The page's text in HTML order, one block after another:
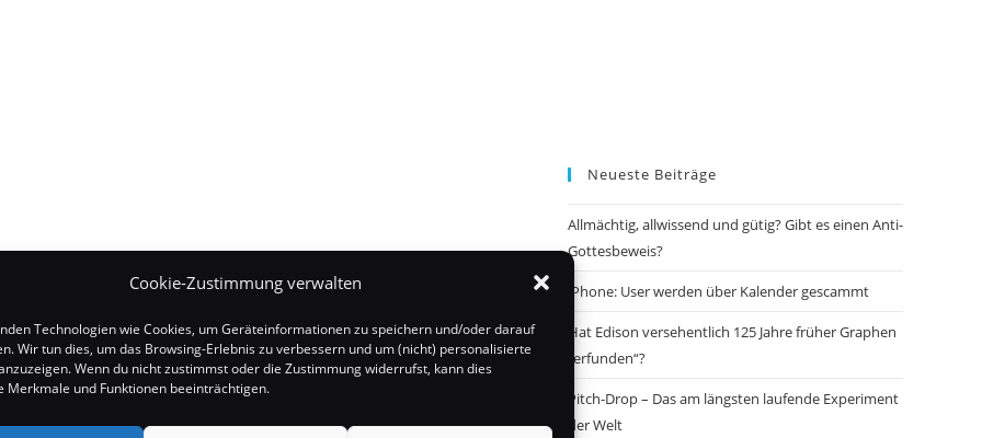
Cookie-Zustimmung verwalten
Technologien wie Cookies, um Geräteinformationen zu speichern und/oder darauf
Wir tun dies, um das Browsing-Erlebnis zu verbessern und um (nicht) personalisierte
Wenn du nicht zustimmst oder die Zustimmung widerrufst, kann dies
Merkmale und Funktionen beeinträchtigen.
Neueste Beiträge
Allmächtig, allwissend und gütig? Gibt es einen Anti-
Gottesbeweis?
iPhone: User werden über Kalender gescammt
Hat Edison versehentlich 125 Jahre früher Graphen
„erfunden“?
Pitch-Drop – Das am längsten laufende Experiment
der Welt